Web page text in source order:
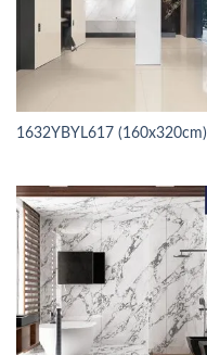
1632YBYL617 (160x320cm)